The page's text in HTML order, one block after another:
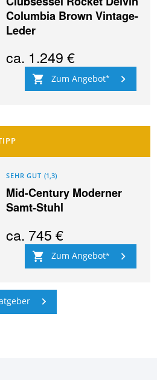
Columbia Brown Vintage-
Leder
ca. 1.249 €
Zum Angebot
SEHR GUT (1,3)
Mid-Century Moderner
Samt-Stuhl
ca. 745 €
Zum Angebot